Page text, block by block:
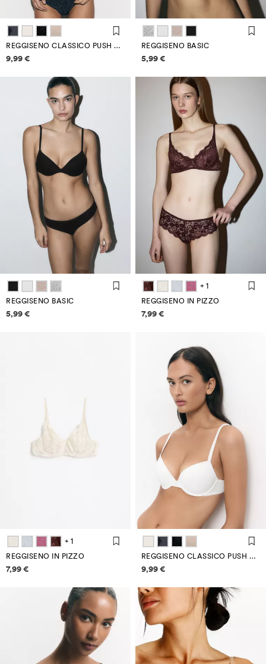
REGGISENO CLASSICO PUSH UP IN MICROFIBRA
Informazioni sui prezzi
9,99 €
REGGISENO BASIC
Informazioni sui prezzi
5,99 €
REGGISENO BASIC
Informazioni sui prezzi
5,99 €
+ 1
REGGISENO IN PIZZO
Informazioni sui prezzi
7,99 €
+ 1
REGGISENO IN PIZZO
Informazioni sui prezzi
7,99 €
REGGISENO CLASSICO PUSH UP IN MICROFIBRA
Informazioni sui prezzi
9,99 €